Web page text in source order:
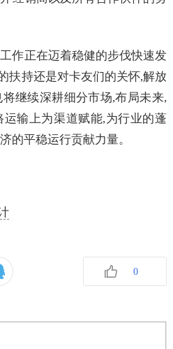
作正在迈着稳健的步伐快速发
扶持还是对卡友们的关怀,解放
继续深耕细分市场,布局未来,
输上为渠道赋能,为行业的蓬
的平稳运行贡献力量。
0